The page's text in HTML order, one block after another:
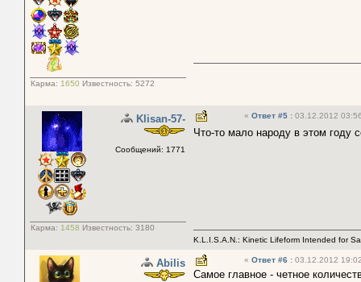
Карма: 1650 Известность: 5272
Klisan-57-
Сообщений: 1771
Карма: 1458 Известность: 3180
« Ответ #5 : 03.12.2012
Что-то мало народу в этом году
K.L.I.S.A.N.: Kinetic Lifeform Intended for
Abilis « Ответ #6 : 03.12.2012
Самое главное - четное